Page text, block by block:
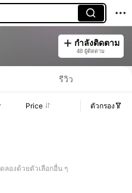
กำลังติดตาม
48 ผู้ติดตาม
รีวิว
Price ตัวกรอง
ลองด้วยตัวเลือกอื่น ๆ